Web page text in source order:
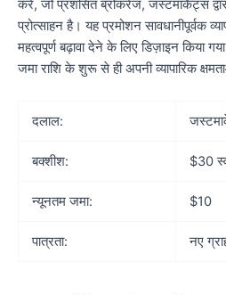
करें, जो प्रशंसित ब्रोकरेज, जस्टमार्केट्स
प्रोत्साहन है। यह प्रमोशन सावधानीपूर्वक
महत्वपूर्ण बढ़ावा देने के लिए डिज़ाइन किया
जमा राशि के शुरू से ही अपनी व्यापारिक
दलाल:
बक्शीश: $30
न्यूनतम जमा: $10
पात्रता: नए